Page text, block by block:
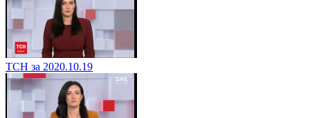
ТСН за 2020.10.19